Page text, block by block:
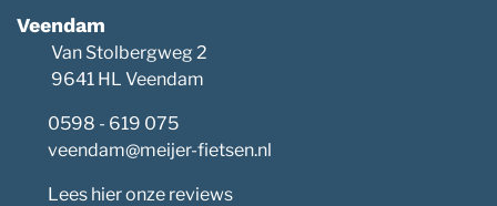
Veendam
Van Stolbergweg 2
9641 HL Veendam
0598 - 619 075
veendam@meijer-fietsen.nl
Lees hier onze reviews